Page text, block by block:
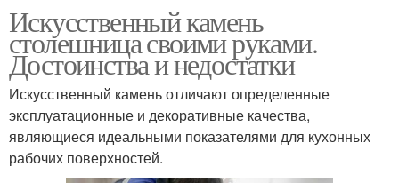
Искусственный камень
столешница своими руками.
Достоинства и недостатки
Искусственный камень отличают определенные
эксплуатационные и декоративные качества,
являющиеся идеальными показателями для кухонных
рабочих поверхностей.